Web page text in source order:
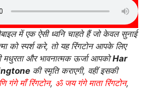
में एक ऐसी ध्वनि चाहते हैं जो केवल सुनाई
को स्पर्श करे, तो यह रिंगटोन आपके लिए
और भावनात्मक ऊर्जा आपकोHar
की स्मृति कराएगी, वहीं इसकी
गंगे माँ रिंगटोन, ॐ जय गंगे माता रिंगटोन,